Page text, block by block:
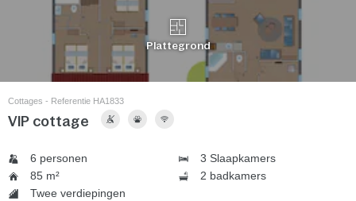
Plattegrond
Cottages - Referentie HA1833
VIP cottage
6 personen
3 Slaapkamers
85 m²
2 badkamers
Twee verdiepingen